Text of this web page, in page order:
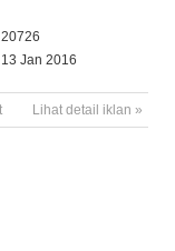
20726
13 Jan 2016
Lihat detail iklan »